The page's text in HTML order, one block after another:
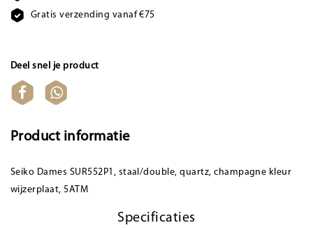
Gratis verzending vanaf €75
Deel snel je product
Product informatie
Seiko Dames SUR552P1, staal/double, quartz, champagne kleur
wijzerplaat, 5ATM
Specificaties